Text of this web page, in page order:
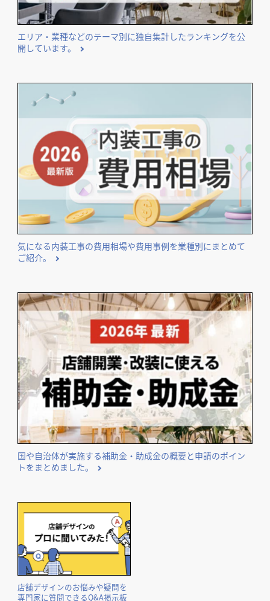
エリア・業種などのテーマ別に独自集計したランキングを公
開しています。
気になる内装工事の費用相場や費用事例を業種別にまとめて
ご紹介。